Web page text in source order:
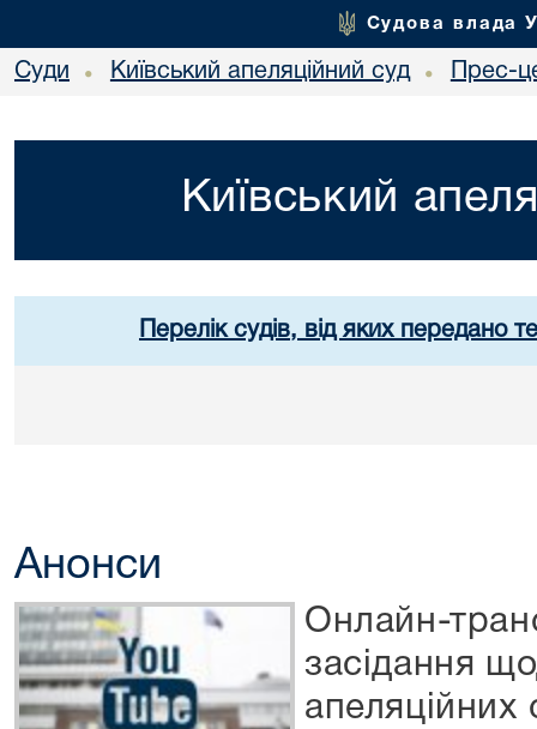
Судова влада
Суди • Київський апеляційний суд • Прес-
Київський
Перелік судів, від яких передано
Анонси
Онлайн-
засідання
апеляційних